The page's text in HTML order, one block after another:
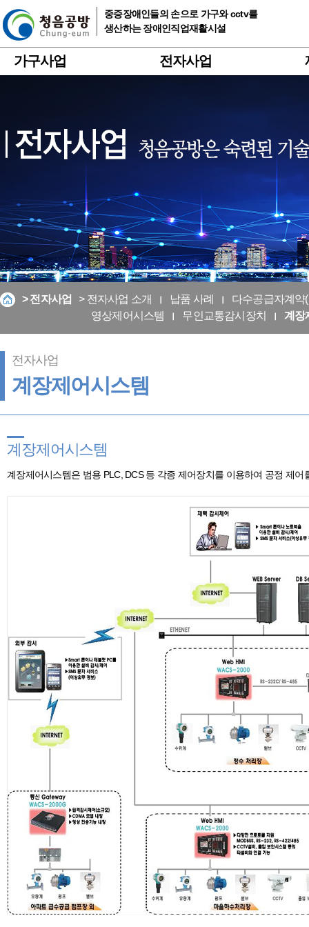
중증장애인들의 손으로 가구와 cctv를
생산하는 장애인직업재활시설
가구사업 전자사업
> 전자사업 > 전자사업 소개 납품 사례
다수공급자계약
영상제어시스템
무인교통감시장치 계장
전자사업
계장제어시스템
계장제어시스템
계장제어시스템은 범용 PLC, DCS 등 각종 제어장치를 이용하여 공정 제